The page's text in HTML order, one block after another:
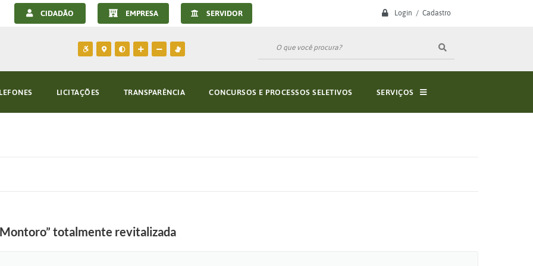
Login / Cadastro
CIDADÃO EMPRESA SERVIDOR
LICITAÇÕES TRANSPARÊNCIA CONCURSOS E PROCESSOS SELETIVOS SERVIÇOS
totalmente revitalizada
F